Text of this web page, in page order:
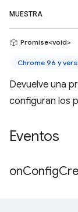
MUESTRA
Promise<void>
Chrome 96 y
Devuelve una
configuran los
Eventos
onConfig